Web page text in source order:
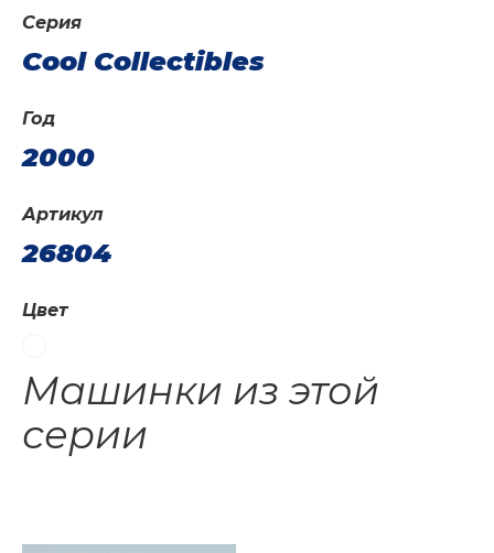
Год
2000
Артикул
26804
Серия
Cool Collectibles
Цвет
Машинки из этой
серии